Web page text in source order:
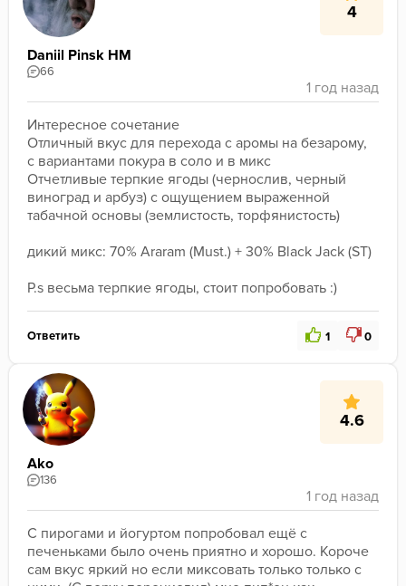
4
Daniil Pinsk HM
66
Интересное сочетание
Отличный вкус для перехода с аромы на безарому,
с вариантами покура в соло и в микс
Отчетливые терпкие ягоды (чернослив, черный
виноград и арбуз) с ощущением выраженной
табачной основы (землистость, торфянистость)
дикий микс: 70% Araram (Must.) + 30% Black Jack (ST)
P.s весьма терпкие ягоды, стоит попробовать :)
Ответить 1 0
4.6
Ako
136
С пирогами и йогуртом попробовал ещё с
печеньками было очень приятно и хорошо. Короче
сам вкус яркий но если миксовать только только с